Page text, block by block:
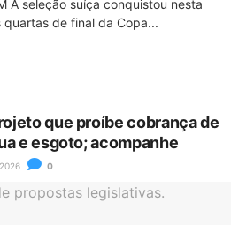
A seleção suíça conquistou nesta
de final da Copa...
que proíbe cobrança de
e esgoto; acompanhe
0